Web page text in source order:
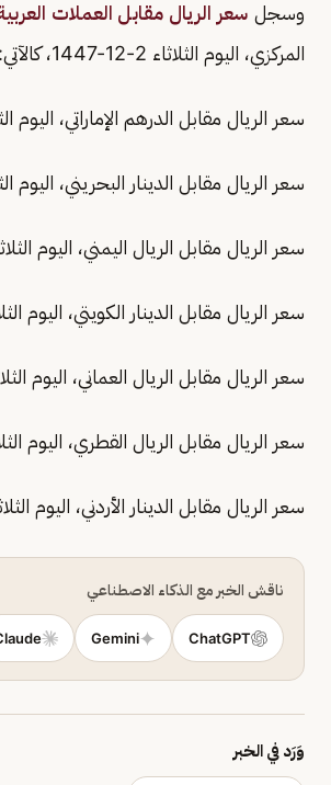
وسجل سعر الريال مقابل العملات
المركزي، اليوم الثلاثاء 2-12-1447، كالآتي:
سعر الريال مقابل الدرهم الإماراتي، اليوم الثلاثاء،
سعر الريال مقابل الدينار البحريني، اليوم الثلاثاء،
سعر الريال مقابل الريال اليمني، اليوم الثلاثاء، 0.01
سعر الريال مقابل الدينار الكويتي، اليوم الثلاثاء،
سعر الريال مقابل الريال العماني، اليوم الثلاثاء، 9.74
سعر الريال مقابل الريال القطري، اليوم الثلاثاء،
سعر الريال مقابل الدينار الأردني، اليوم الثلاثاء، 5.29
ناقش الخبر مع الذكاء الاصطناعي
ChatGPT
Gemini
وَرَد في الخبر